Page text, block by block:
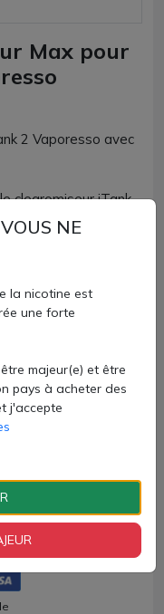
Max pour
2 Vaporesso avec
clearomiseur iTank
pour une parfaite
Protégez votre
votre e-
chez
NE
la nicotine est
une forte
majeur(e) et être
pays à acheter des
j'accepte